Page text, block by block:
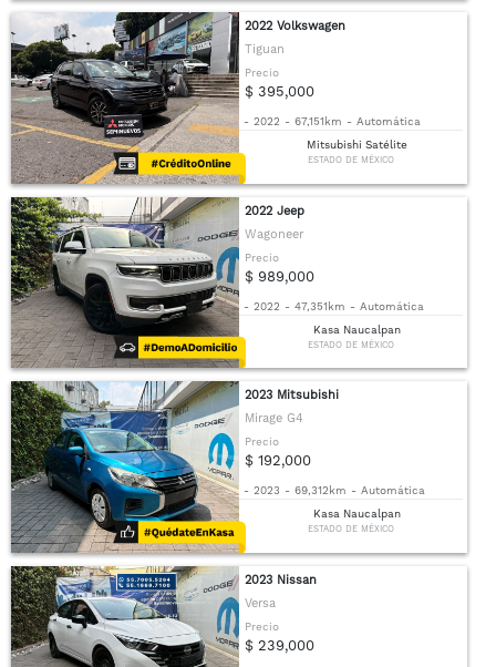
2022 Volkswagen
Tiguan
Precio
$ 395,000
- 2022 - 67,151km - Automática
Mitsubishi Satélite
ESTADO DE MÉXICO
2022 Jeep
Wagoneer
Precio
$ 989,000
- 2022 - 47,351km - Automática
Kasa Naucalpan
ESTADO DE MÉXICO
2023 Mitsubishi
Mirage G4
Precio
$ 192,000
- 2023 - 69,312km - Automática
Kasa Naucalpan
ESTADO DE MÉXICO
2023 Nissan
Versa
Precio
$ 239,000